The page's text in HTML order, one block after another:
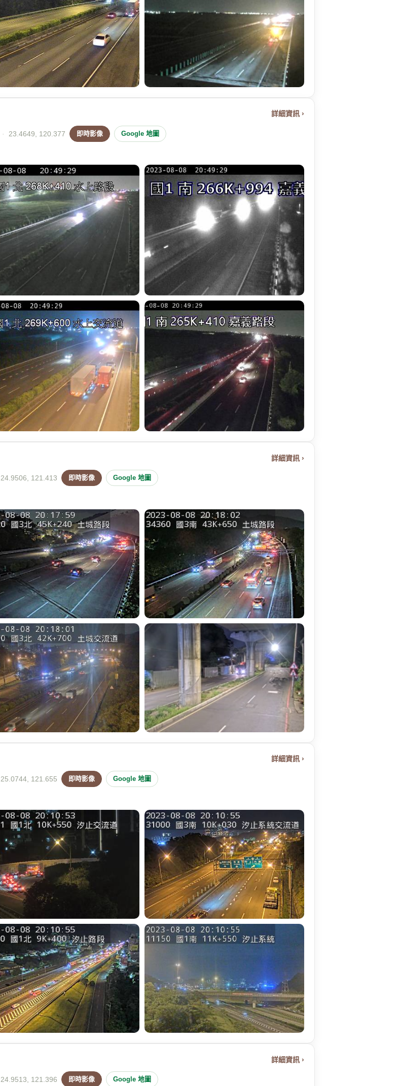
詳細資訊 ›
· 23.4649, 120.377 即時影像 Google 地圖
詳細資訊 ›
24.9506, 121.413 即時影像 Google 地圖
詳細資訊 ›
25.0744, 121.655 即時影像 Google 地圖
詳細資訊 ›
24.9513, 121.396 即時影像 Google 地圖